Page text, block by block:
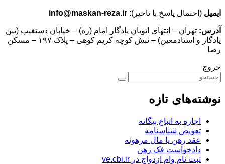
ایمیل (احتمال پاسخ با تاخیر): info@maskan-reza.ir
آدرس: تهران – انتهای اتوبان یادگار امام (ره) – خیابان دستغیب (بین
یادگار و استادمعین) – نبش کوچه کریم کوهی – پلاک ۱۹۷ – مسکن
رضا
خروج
نوشته‌های تازه
اجاره به اتباع بیگانه
تعویض شناسنامه
عقد رهن یا مال مرهونه
دادخواست فک رهن
ثبت نام وام ازدواج در ve.cbi.ir